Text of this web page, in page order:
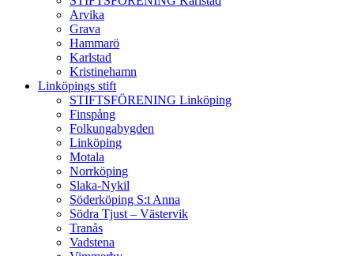
Arvika
Grava
Hammarö
Karlstad
Kristinehamn
Linköpings stift
STIFTSFÖRENING Linköping
Finspång
Folkungabygden
Linköping
Motala
Norrköping
Slaka-Nykil
Söderköping S:t Anna
Södra Tjust – Västervik
Tranås
Vadstena